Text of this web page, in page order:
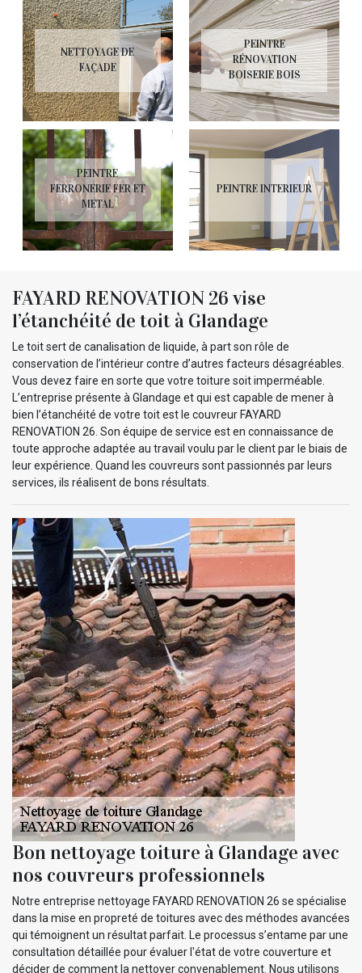
NETTOYAGE DE
FAÇADE
PEINTRE
RÉNOVATION
BOISERIE BOIS
PEINTRE
FERRONERIE FER ET
METAL
PEINTRE INTERIEUR
FAYARD RENOVATION 26 vise
l’étanchéité de toit à Glandage
Le toit sert de canalisation de liquide, à part son rôle de
conservation de l’intérieur contre d’autres facteurs désagréables.
Vous devez faire en sorte que votre toiture soit imperméable.
L’entreprise présente à Glandage et qui est capable de mener à
bien l’étanchéité de votre toit est le couvreur FAYARD
RENOVATION 26. Son équipe de service est en connaissance de
toute approche adaptée au travail voulu par le client par le biais de
leur expérience. Quand les couvreurs sont passionnés par leurs
services, ils réalisent de bons résultats.
Bon nettoyage toiture à Glandage avec
nos couvreurs professionnels
Notre entreprise nettoyage FAYARD RENOVATION 26 se spécialise
dans la mise en propreté de toitures avec des méthodes avancées
qui témoignent un résultat parfait. Le processus s’entame par une
consultation détaillée pour évaluer l'état de votre couverture et
décider de comment la nettoyer convenablement. Nous utilisons